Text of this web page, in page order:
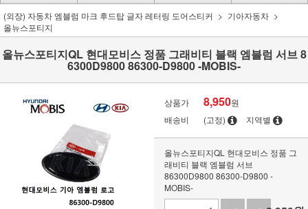
(외장) 자동차 엠블럼 마크 후드탑 글자 레터링 도어스티커
기아자동차
올뉴스포티지
올뉴스포티지QL 현대모비스 정품 그래비티 블랙 엠블럼 서브 8
6300D9800 86300-D9800 -MOBIS-
상품가 8,950원
배송비
(고정) 지역별
올뉴스포티지QL 현대모비스 정품 그
래비티 블랙 엠블럼 서브
86300D9800 86300-D9800 -
MOBIS-